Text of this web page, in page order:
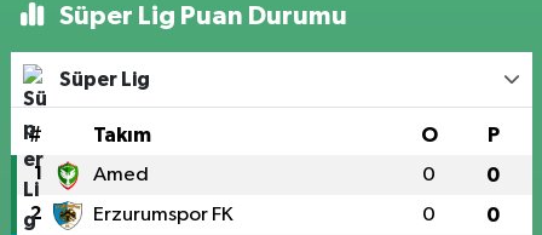
Süper Lig Puan Durumu
Süper Lig
# Takım O P
1 Amed 0 0
2 Erzurumspor FK 0 0